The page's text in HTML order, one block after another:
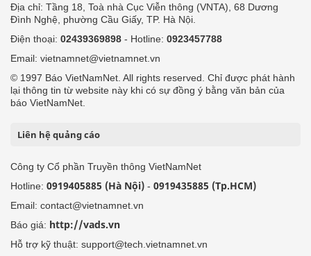
Địa chỉ: Tầng 18, Toà nhà Cục Viễn thông (VNTA), 68 Dương
Đình Nghệ, phường Cầu Giấy, TP. Hà Nội.
Điện thoại: 02439369898 - Hotline: 0923457788
Email: vietnamnet@vietnamnet.vn
© 1997 Báo VietNamNet. All rights reserved. Chỉ được phát hành
lại thông tin từ website này khi có sự đồng ý bằng văn bản của
báo VietNamNet.
Liên hệ quảng cáo
Công ty Cổ phần Truyền thông VietNamNet
Hotline: 0919405885 (Hà Nội) - 0919435885 (Tp.HCM)
Email: contact@vietnamnet.vn
Báo giá: http://vads.vn
Hỗ trợ kỹ thuật: support@tech.vietnamnet.vn